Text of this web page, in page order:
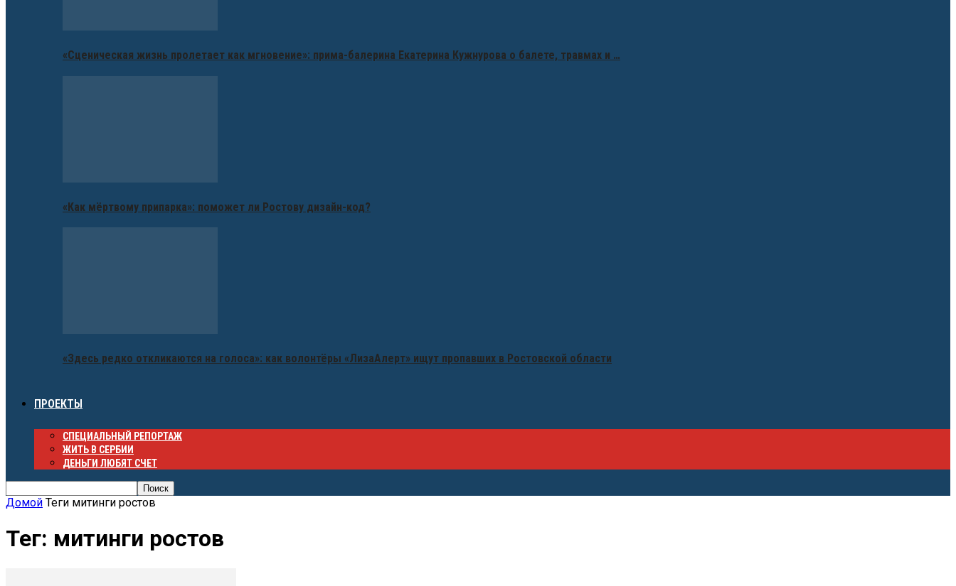
«Сценическая жизнь пролетает как мгновение»: прима-балерина Екатерина Кужнурова о балете, травмах и …
«Как мёртвому припарка»: поможет ли Ростову дизайн-код?
«Здесь редко откликаются на голоса»: как волонтёры «ЛизаАлерт» ищут пропавших в Ростовской области
ПРОЕКТЫ
СПЕЦИАЛЬНЫЙ РЕПОРТАЖ
ЖИТЬ В СЕРБИИ
ДЕНЬГИ ЛЮБЯТ СЧЕТ
Домой Теги митинги ростов
Тег: митинги ростов